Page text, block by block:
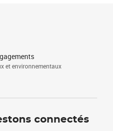
et environnementaux
connectés